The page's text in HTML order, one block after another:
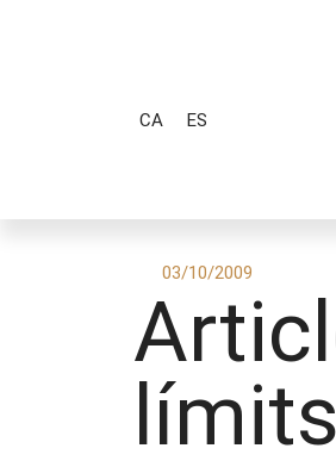
CA ES
03/10/2009